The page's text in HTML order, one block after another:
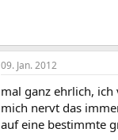
09. Jan. 2012
mal ganz ehrlich,
mich nervt das
auf eine bestimmte